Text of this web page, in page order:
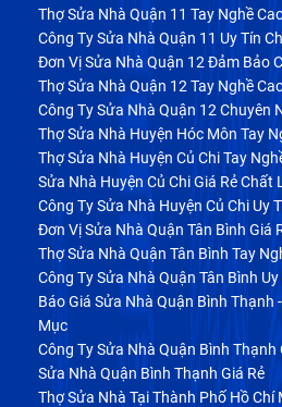
Thợ Sửa Nhà Quận 11 Tay Nghề
Công Ty Sửa Nhà Quận 11 Uy Tín
Đơn Vị Sửa Nhà Quận 12 Đảm Bảo
Thợ Sửa Nhà Quận 12 Tay Nghề
Công Ty Sửa Nhà Quận 12 Chuyên
Thợ Sửa Nhà Huyện Hóc Môn Tay
Thợ Sửa Nhà Huyện Củ Chi Tay
Sửa Nhà Huyện Củ Chi Giá Rẻ Chất
Công Ty Sửa Nhà Huyện Củ Chi Uy
Đơn Vị Sửa Nhà Quận Tân Bình Giá
Thợ Sửa Nhà Quận Tân Bình Tay
Công Ty Sửa Nhà Quận Tân Bình
Báo Giá Sửa Nhà Quận Bình Thạnh
Mục
Công Ty Sửa Nhà Quận Bình Thạnh
Sửa Nhà Quận Bình Thạnh Giá Rẻ
Thợ Sửa Nhà Tại Thành Phố Hồ Chí